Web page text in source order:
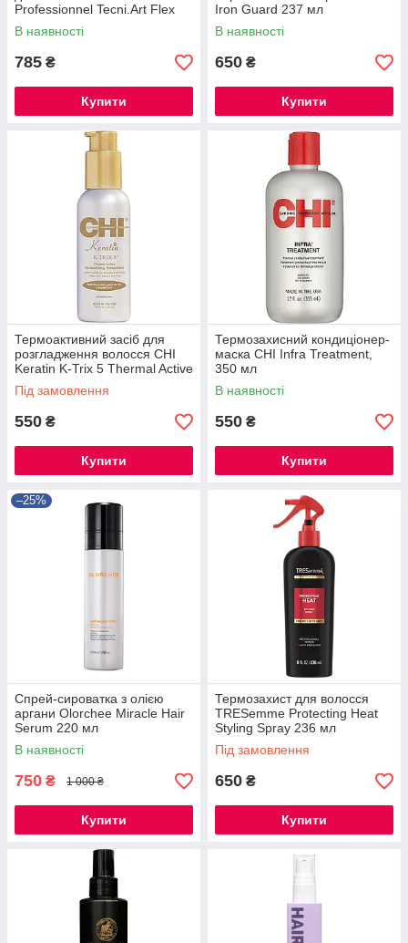
Professionnel Tecni.Art Flex
Pli, 190 мл
В наявності
785 ₴
Купити
Iron Guard 237 мл
В наявності
650 ₴
Купити
Термоактивний засіб для
розгладження волосся CHI
Keratin K-Trix 5 Thermal Active
Smoothing Treatment 116 мл
Під замовлення
550 ₴
Купити
Термозахисний кондиціонер-
маска CHI Infra Treatment,
350 мл
В наявності
550 ₴
Купити
–25%
Спрей-сироватка з олією
аргани Olorchee Miracle Hair
Serum 220 мл
В наявності
750 ₴ 1 000 ₴
Купити
Термозахист для волосся
TRESemme Protecting Heat
Styling Spray 236 мл
Під замовлення
650 ₴
Купити